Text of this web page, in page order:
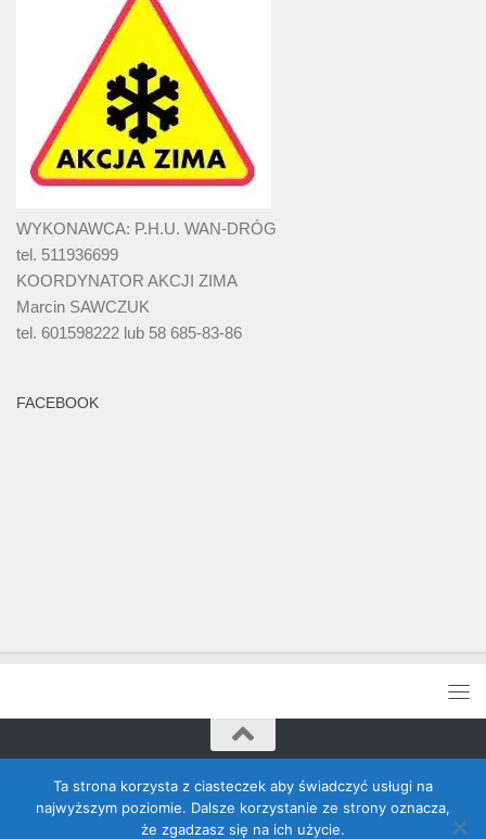
WYKONAWCA: P.H.U. WAN-DRÓG
tel. 511936699
KOORDYNATOR AKCJI ZIMA
Marcin SAWCZUK
tel. 601598222 lub 58 685-83-86
FACEBOOK
Rada Banino © 2026. Wszelkie prawa zastrzeżone
Ta strona korzysta z ciasteczek aby świadczyć usługi na
najwyższym poziomie. Dalsze korzystanie ze strony oznacza,
że zgadzasz się na ich użycie.